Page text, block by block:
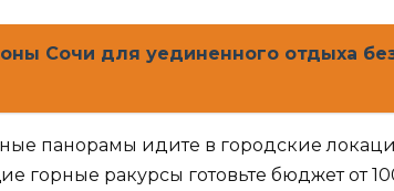
Сочи для уединенного отдыха
панорамы идите в городские
горные ракурсы готовьте бюджет от